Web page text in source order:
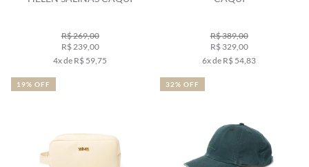
R$ 269,00
R$ 239,00
4x de R$ 59,75
R$ 389,00
R$ 329,00
6x de R$ 54,83
19% OFF 32% OFF